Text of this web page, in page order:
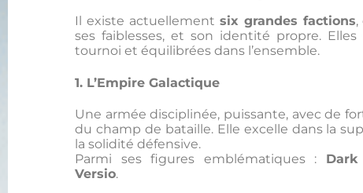
Il existe actuellement six grandes factions,
ses faiblesses, et son identité propre.
tournoi et équilibrées dans l’ensemble.
1. L’Empire Galactique
Une armée disciplinée, puissante, avec de
du champ de bataille. Elle excelle dans la
la solidité défensive.
Parmi ses figures emblématiques : Dark
Versio.